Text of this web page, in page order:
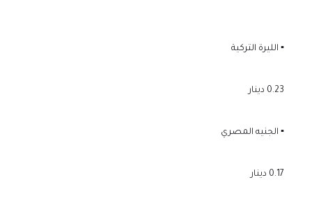
▪️ الليرة التركية
0.23 دينار
▪️ الجنيه المصري
0.17 دينار